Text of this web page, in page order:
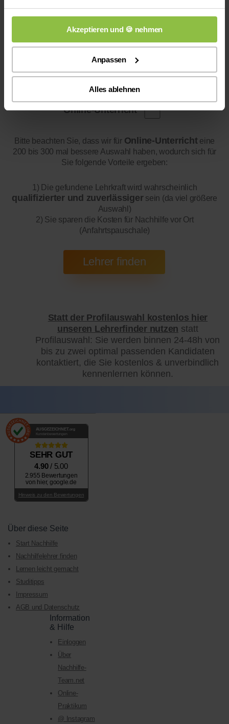
Akzeptieren und 🍪 nehmen
Anpassen
Alles ablehnen
Online-Unterricht
Bitte beachten Sie, dass wir für Online-Unterrichteine
200 bis 300 mal bessere Auswahl haben, wodurch sich für
Sie folgende Vorteile ergeben:
1) Die gefundene Lehrkraft wird wahrscheinlich
qualifizierter und zuverlässigersein (da viel größere
Auswahl)
2) Sie sparen die Kosten für Nachhilfe vor Ort
(Anfahrtspauschale)
Statt der Profilauswahl kostenlos hier
unseren Lehrerfinder nutzen statt
Profilauswahl: Sie werden binnen 24-48h von
bis zu zwei optimal passenden Kandidaten
kontaktiert, die Sie kostenlos & unverbindlich
kennenlernen können.
AUSGEZEICHNET .org
Kundenbewertungen
SEHR GUT
4.90/ 5.00
2.955 Bewertungen
von hier, google.de
Hinweis zu den Bewertungen
Über diese Seite
Start Nachhilfe
Nachhilfelehrer finden
Lernen leicht gemacht
Studitipps
Impressum
AGB und Datenschutz
Information
& Hilfe
Einloggen
Über
Nachhilfe-
Team.net
Online-
Praktikum
@ Instagram